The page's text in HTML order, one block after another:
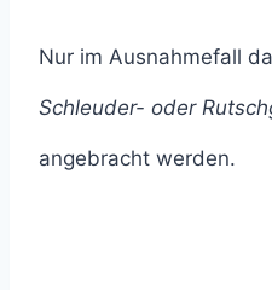
Nur im Ausnahmefall
Schleuder- oder
angebracht werden.